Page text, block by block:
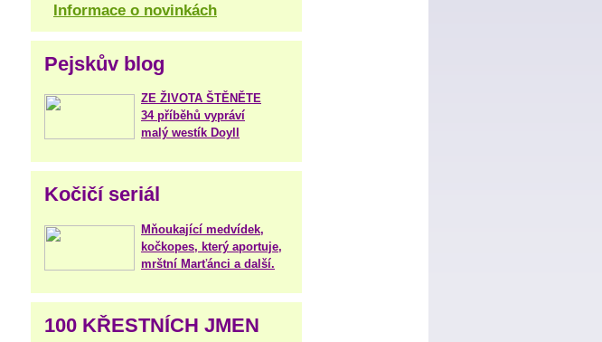
Informace o novinkách
Pejskův blog
ZE ŽIVOTA ŠTĚNĚTE
34 příběhů vypráví
malý westík Doyll
Kočičí seriál
Mňoukající medvídek,
kočkopes, který aportuje,
mrštní Marťánci a další.
100 KŘESTNÍCH JMEN